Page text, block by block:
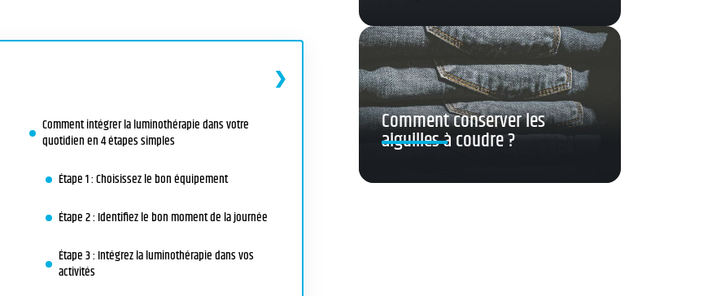
Comment intégrer la luminothérapie dans votre
quotidien en 4 étapes simples
Étape 1 : Choisissez le bon équipement
Étape 2 : Identifiez le bon moment de la journée
Étape 3 : Intégrez la luminothérapie dans vos
activités
Comment conserver les
aiguilles à coudre ?